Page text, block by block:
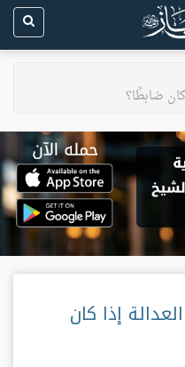
ضابطًا؟
إذا كان